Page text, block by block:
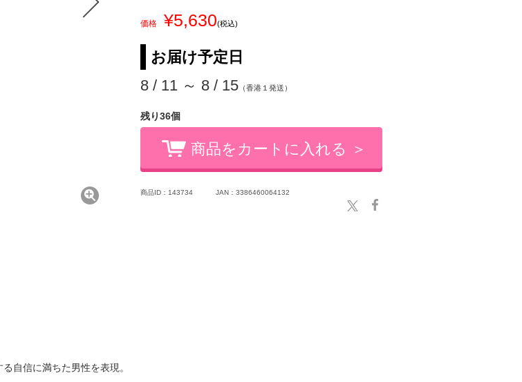
価格 ¥5,630(税込)
お届け予定日
8 / 11 ～ 8 / 15 （香港１発送）
残り36個
商品をカートに入れる ＞
商品ID：143734 JAN：3386460064132
自信に満ちた男性を表現。